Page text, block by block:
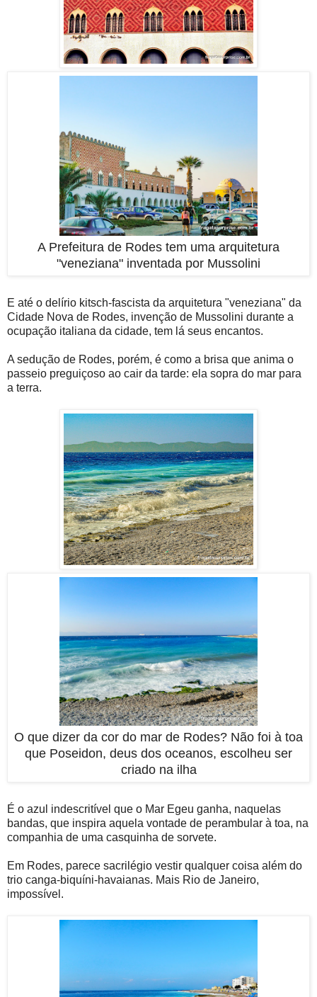
A Prefeitura de Rodes tem uma arquitetura
"veneziana" inventada por Mussolini
E até o delírio kitsch-fascista da arquitetura "veneziana" da
Cidade Nova de Rodes, invenção de Mussolini durante a
ocupação italiana da cidade, tem lá seus encantos.
A sedução de Rodes, porém, é como a brisa que anima o
passeio preguiçoso ao cair da tarde: ela sopra do mar para
a terra.
O que dizer da cor do mar de Rodes? Não foi à toa
que Poseidon, deus dos oceanos, escolheu ser
criado na ilha
É o azul indescritível que o Mar Egeu ganha, naquelas
bandas, que inspira aquela vontade de perambular à toa, na
companhia de uma casquinha de sorvete.
Em Rodes, parece sacrilégio vestir qualquer coisa além do
trio canga-biquíni-havaianas. Mais Rio de Janeiro,
impossível.